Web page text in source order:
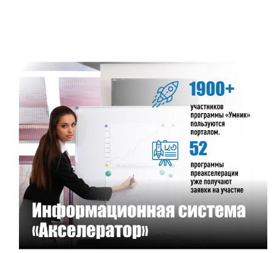
Смотреть проект